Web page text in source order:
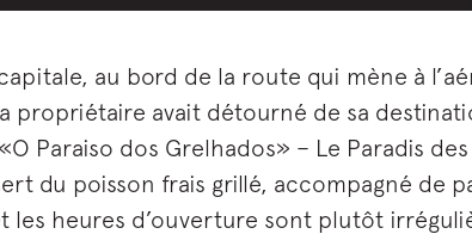
au bord de la route qui mène à
propriétaire avait détourné de sa
Paraiso dos Grelhados» – Le Paradis
du poisson frais grillé, accompagné de
les heures d’ouverture sont plutôt